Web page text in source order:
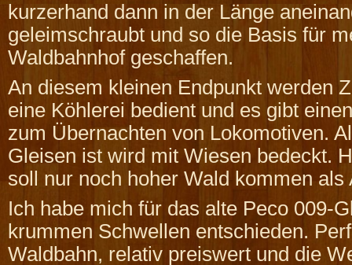
kurzerhand dann in der Länge
geleimschraubt und so die Basis für
Waldbahnhof geschaffen.
An diesem kleinen Endpunkt werden
eine Köhlerei bedient und es gibt
zum Übernachten von Lokomotiven.
Gleisen ist wird mit Wiesen bedeckt.
soll nur noch hoher Wald kommen als
Ich habe mich für das alte Peco 009-
krummen Schwellen entschieden.
Waldbahn, relativ preiswert und die